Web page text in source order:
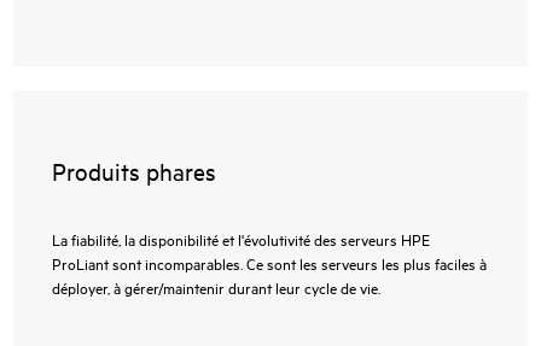
Produits phares
La fiabilité, la disponibilité et l'évolutivité des serveurs HPE
ProLiant sont incomparables. Ce sont les serveurs les plus faciles à
déployer, à gérer/maintenir durant leur cycle de vie.